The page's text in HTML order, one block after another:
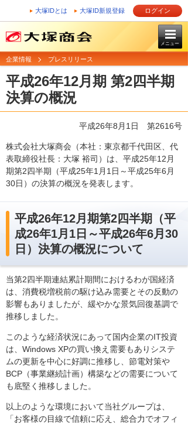
大塚IDとは 大塚ID新規登録 ログイン
メニュー
企業情報 プレスリリース
平成26年12月期 第2四半期
決算の概況
平成26年8月1日 第2616号
株式会社大塚商会（本社：東京都千代田区、代
表取締役社長：大塚 裕司）は、平成25年12月
期第2四半期（平成25年1月1日～平成25年6月
30日）の決算の概況を発表します。
平成26年12月期第2四半期（平
成26年1月1日～平成26年6月30
日）決算の概況について
当第2四半期連結累計期間におけるわが国経済
は、消費税増税前の駆け込み需要とその反動の
影響もありましたが、緩やかな景気回復基調で
推移しました。
このような経済状況にあって国内企業のIT投資
は、Windows XPの買い換え需要もありシステ
ムの更新を中心に好調に推移し、節電対策や
BCP（事業継続計画）構築などの需要について
も底堅く推移しました。
以上のような環境において当社グループは、
「お客様の目線で信頼に応え、総合力でオフィ